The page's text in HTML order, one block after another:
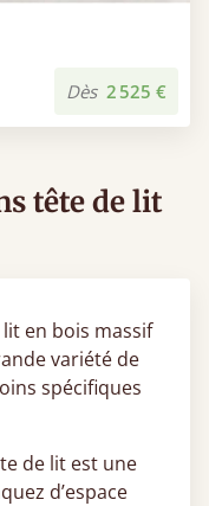
Dès 2 525 €
tête de lit
en bois massif
variété de
spécifiques
de lit est une
d’espace